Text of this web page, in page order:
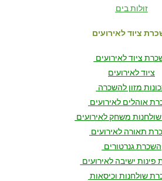
זולות בים
ציוד לאירועים
ציוד לאירועים
ציוד לאירועים
מזון להשכרה
אוהלים לאירועים
משחק לאירועים
תאורה לאירועים
השכרת גנרטורים
פינות ישיבה לאירועים
שולחנות וכיסאות